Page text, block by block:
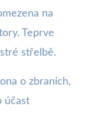
na
Teprve
střelbě.
o zbraních,
účast